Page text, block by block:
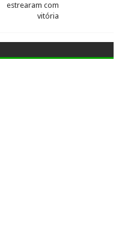
estrearam com
vitória